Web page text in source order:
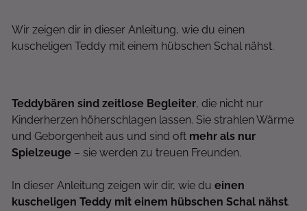
Wir zeigen dir in dieser Anleitung, wie du einen
kuscheligen Teddy mit einem hübschen Schal nähst.
Teddybären sind zeitlose Begleiter, die nicht nur
Kinderherzen höherschlagen lassen. Sie strahlen Wärme
und Geborgenheit aus und sind oft mehr als nur
Spielzeuge – sie werden zu treuen Freunden.
In dieser Anleitung zeigen wir dir, wie du einen
kuscheligen Teddy mit einem hübschen Schal nähst.